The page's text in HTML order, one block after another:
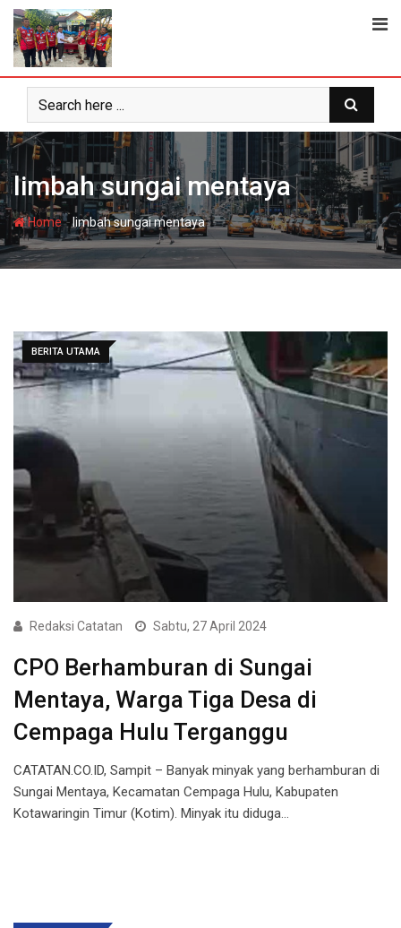
Skip
content
limbah sungai mentaya
Home-limbah sungai mentaya
BERITA UTAMA
Redaksi Catatan Sabtu, 27 April 2024
CPO Berhamburan di Sungai
Mentaya, Warga Tiga Desa di
Cempaga Hulu Terganggu
CATATAN.CO.ID, Sampit – Banyak minyak yang berhamburan di
Sungai Mentaya, Kecamatan Cempaga Hulu, Kabupaten
Kotawaringin Timur (Kotim). Minyak itu diduga…